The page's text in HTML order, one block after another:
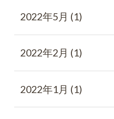
2022年5月 (1)
2022年2月 (1)
2022年1月 (1)